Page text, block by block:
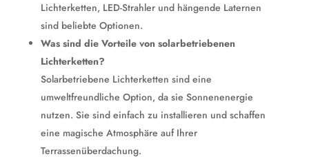
Lichterketten, LED-Strahler und hängende Laternen
sind beliebte Optionen.
Was sind die Vorteile von solarbetriebenen
Lichterketten?
Solarbetriebene Lichterketten sind eine
umweltfreundliche Option, da sie Sonnenenergie
nutzen. Sie sind einfach zu installieren und schaffen
eine magische Atmosphäre auf Ihrer
Terrassenüberdachung.